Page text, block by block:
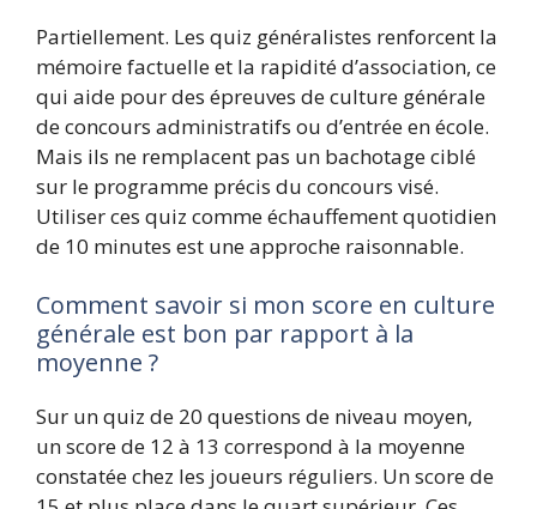
Partiellement. Les quiz généralistes renforcent la
mémoire factuelle et la rapidité d’association, ce
qui aide pour des épreuves de culture générale
de concours administratifs ou d’entrée en école.
Mais ils ne remplacent pas un bachotage ciblé
sur le programme précis du concours visé.
Utiliser ces quiz comme échauffement quotidien
de 10 minutes est une approche raisonnable.
Comment savoir si mon score en culture
générale est bon par rapport à la
moyenne ?
Sur un quiz de 20 questions de niveau moyen,
un score de 12 à 13 correspond à la moyenne
constatée chez les joueurs réguliers. Un score de